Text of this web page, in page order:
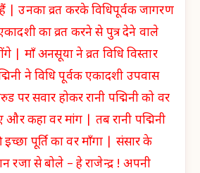
हैं | उनका व्रत करके विधिपूर्वक जागरण
का व्रत करने से पुत्र देने वाले
| माँ अनसूया ने व्रत विधि विस्तार
ने विधि पूर्वक एकादशी उपवास
पर सवार होकर रानी पद्मिनी को वर
और कहा वर मांग | तब रानी पद्मिनी
पूर्ति का वर माँगा | संसार के
रजा से बोले – हे राजेन्द्र ! अपनी